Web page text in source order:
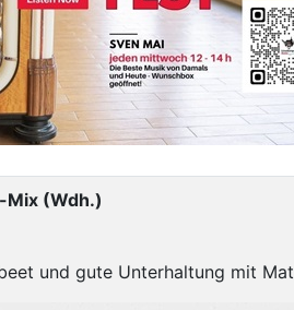
Mix (Wdh.)
und gute Unterhaltung mit